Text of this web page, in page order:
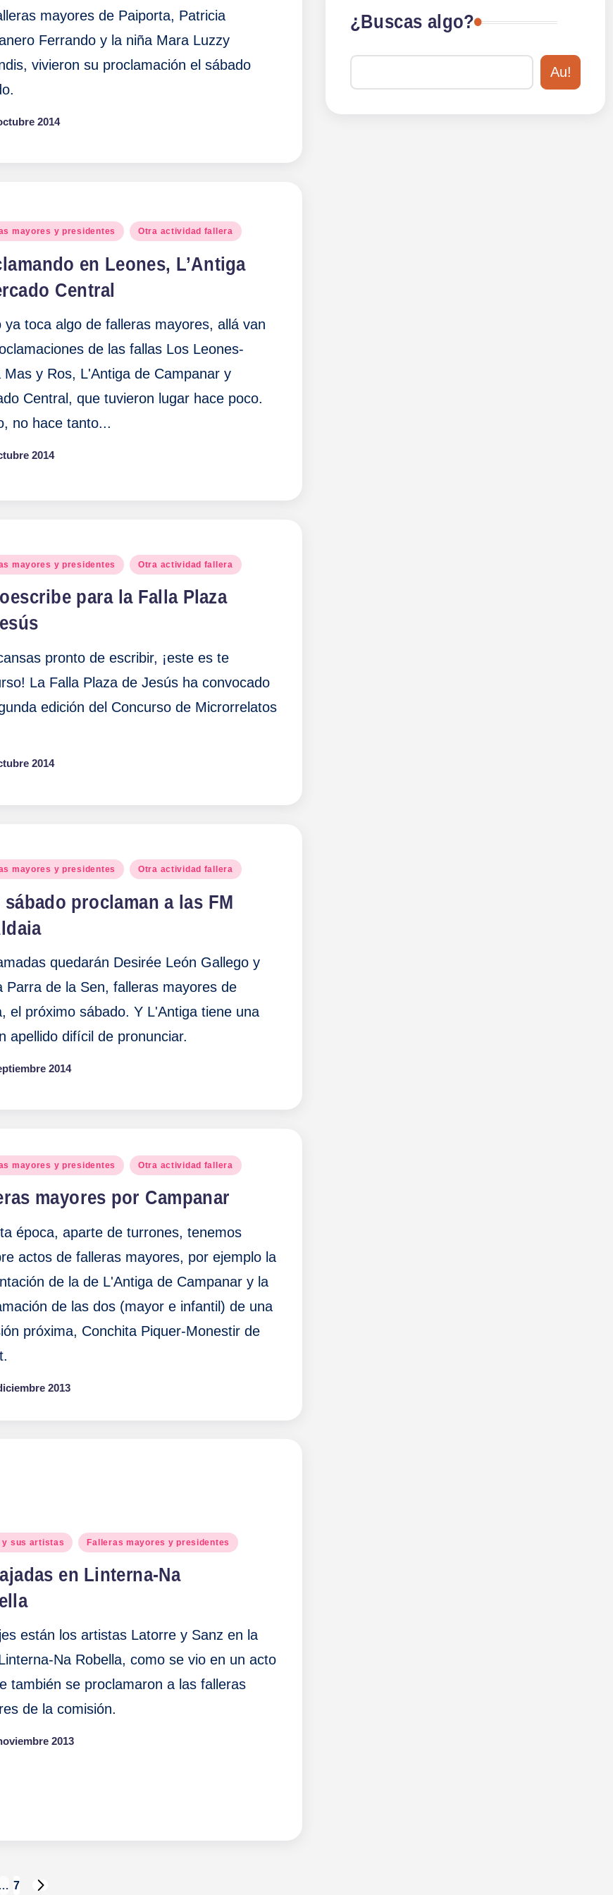
mayores de Paiporta, Patricia
Ferrando y la niña Mara Luzzy
vivieron su proclamación el sábado
2014
mayores y presidentes Otra actividad fallera
en Leones, L’Antiga
Central
ya toca algo de falleras mayores, allá van
de las fallas Los Leones-
Mas y Ros, L'Antiga de Campanar y
Central, que tuvieron lugar hace poco.
no hace tanto...
2014
mayores y presidentes Otra actividad fallera
para la Falla Plaza
pronto de escribir, ¡este es te
La Falla Plaza de Jesús ha convocado
edición del Concurso de Microrrelatos
2014
mayores y presidentes Otra actividad fallera
sábado proclaman a las FM
quedarán Desirée León Gallego y
Parra de la Sen, falleras mayores de
el próximo sábado. Y L'Antiga tiene una
apellido difícil de pronunciar.
2014
mayores y presidentes Otra actividad fallera
mayores por Campanar
época, aparte de turrones, tenemos
actos de falleras mayores, por ejemplo la
de la de L'Antiga de Campanar y la
de las dos (mayor e infantil) de una
próxima, Conchita Piquer-Monestir de
2013
y sus artistas Falleras mayores y presidentes
en Linterna-Na
están los artistas Latorre y Sanz en la
Na Robella, como se vio en un acto
también se proclamaron a las falleras
de la comisión.
2013
7
¿Buscas algo?
Au!